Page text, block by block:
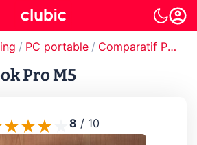
PC portable Comparatif PC portable
Pro M5
8 / 10